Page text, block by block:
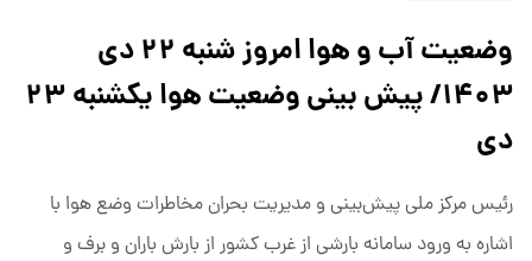
وضعیت آب و هوا امروز شنبه ۲۲ دی
۱۴۰۳/ پیش بینی وضعیت هوا یکشنبه ۲۳
دی
رئیس مرکز ملی پیش‌بینی و مدیریت بحران مخاطرات وضع هوا با
اشاره به ورود سامانه بارشی از غرب کشور از بارش باران و برف و